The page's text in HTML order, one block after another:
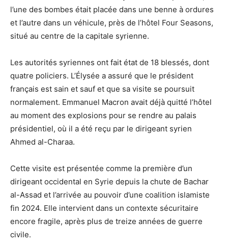
l’une des bombes était placée dans une benne à ordures
et l’autre dans un véhicule, près de l’hôtel Four Seasons,
situé au centre de la capitale syrienne.
Les autorités syriennes ont fait état de 18 blessés, dont
quatre policiers. L’Élysée a assuré que le président
français est sain et sauf et que sa visite se poursuit
normalement. Emmanuel Macron avait déjà quitté l’hôtel
au moment des explosions pour se rendre au palais
présidentiel, où il a été reçu par le dirigeant syrien
Ahmed al-Charaa.
Cette visite est présentée comme la première d’un
dirigeant occidental en Syrie depuis la chute de Bachar
al-Assad et l’arrivée au pouvoir d’une coalition islamiste
fin 2024. Elle intervient dans un contexte sécuritaire
encore fragile, après plus de treize années de guerre
civile.